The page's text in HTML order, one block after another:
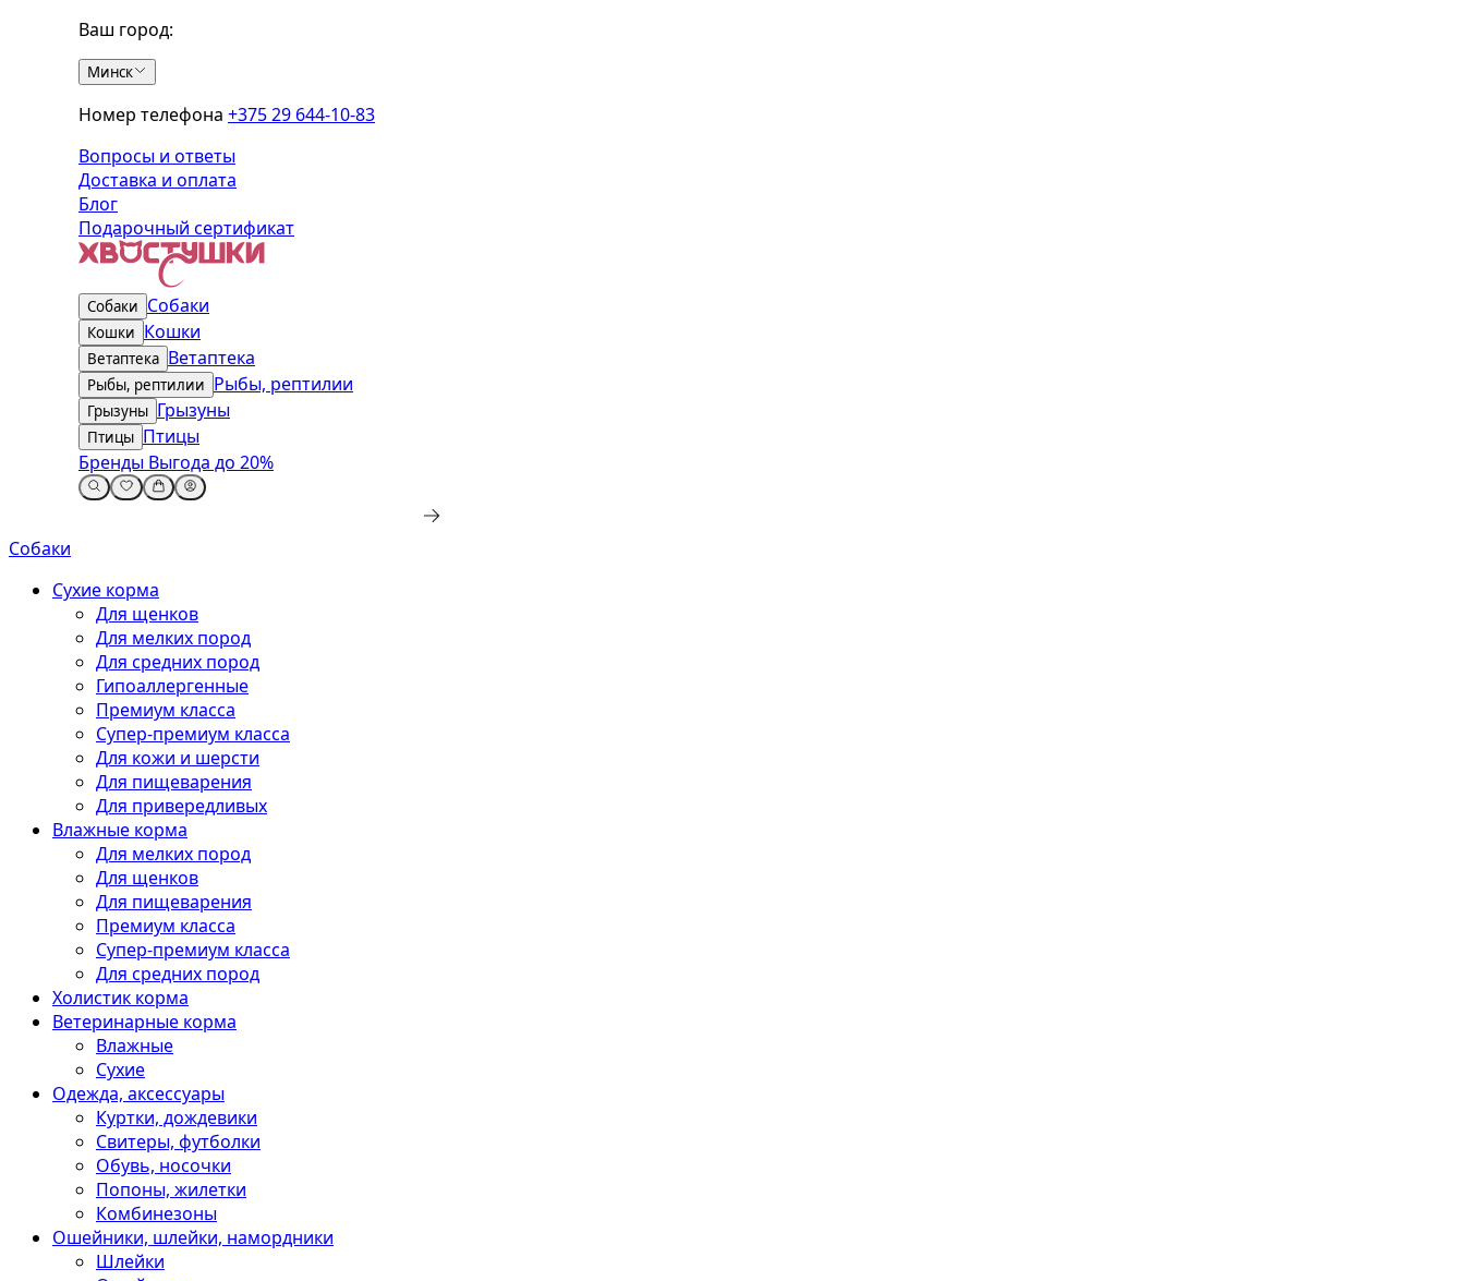
Ваш город:
Минск
Номер телефона +375 29 644-10-83
Вопросы и ответы
Доставка и оплата
Блог
Подарочный сертификат
Собаки Собаки
Кошки Кошки
Ветаптека Ветаптека
Рыбы, рептилии Рыбы, рептилии
Грызуны Грызуны
Птицы Птицы
Бренды Выгода до 20%
Собаки
Сухие корма
Для щенков
Для мелких пород
Для средних пород
Гипоаллергенные
Премиум класса
Супер-премиум класса
Для кожи и шерсти
Для пищеварения
Для привередливых
Влажные корма
Для мелких пород
Для щенков
Для пищеварения
Премиум класса
Супер-премиум класса
Для средних пород
Холистик корма
Ветеринарные корма
Влажные
Сухие
Одежда, аксессуары
Куртки, дождевики
Свитеры, футболки
Обувь, носочки
Попоны, жилетки
Комбинезоны
Ошейники, шлейки, намордники
Шлейки